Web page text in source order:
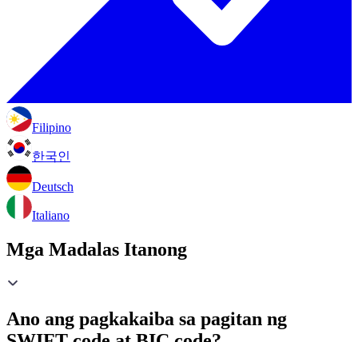
Filipino
한국인
Deutsch
Italiano
Mga Madalas Itanong
Ano ang pagkakaiba sa pagitan ng